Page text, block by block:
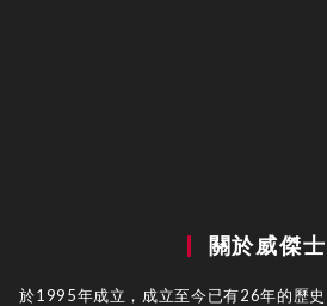
關於威傑士
於1995年成立，成立至今已有26年的歷